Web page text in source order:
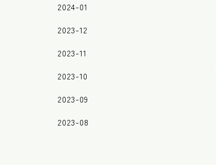
2024-01
2023-12
2023-11
2023-10
2023-09
2023-08